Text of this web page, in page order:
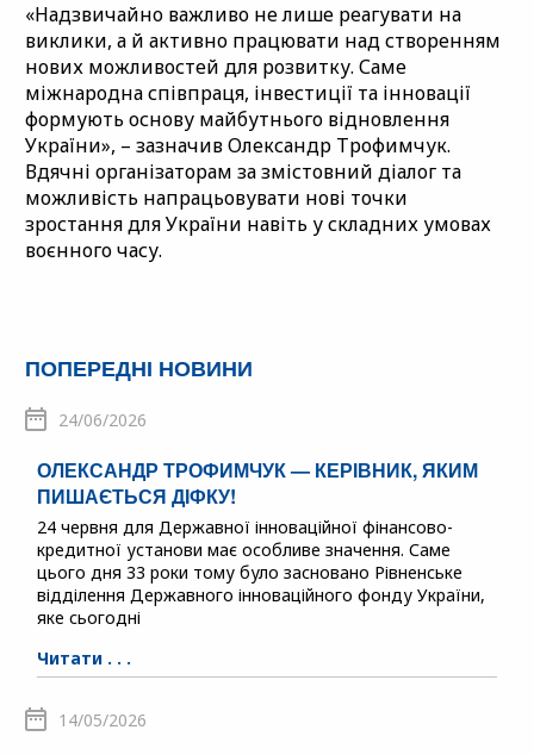
«Надзвичайно важливо не лише реагувати на
виклики, а й активно працювати над створенням
нових можливостей для розвитку. Саме
міжнародна співпраця, інвестиції та інновації
формують основу майбутнього відновлення
України», – зазначив Олександр Трофимчук.
Вдячні організаторам за змістовний діалог та
можливість напрацьовувати нові точки
зростання для України навіть у складних умовах
воєнного часу.
ПОПЕРЕДНІ НОВИНИ
24/06/2026
ОЛЕКСАНДР ТРОФИМЧУК — КЕРІВНИК, ЯКИМ
ПИШАЄТЬСЯ ДІФКУ!
24 червня для Державної інноваційної фінансово-
кредитної установи має особливе значення. Саме
цього дня 33 роки тому було засновано Рівненське
відділення Державного інноваційного фонду України,
яке сьогодні
Читати . . .
14/05/2026